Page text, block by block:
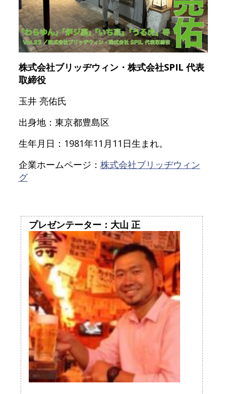
株式会社ブリッヂウィン・株式会社SPIL 代表
取締役
玉井 亮佑氏
出身地：東京都豊島区
生年月日：1981年11月11日生まれ。
企業ホームページ： 株式会社ブリッヂウィン
グ
プレゼンテーター：大山 正